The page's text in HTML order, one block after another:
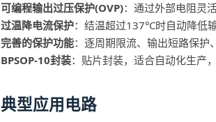
可编程输出过压保护(OVP)：通过外部电阻灵
过温降电流保护：结温超过137°C时自动降低
完善的保护功能：逐周期限流、输出短路保护
BPSOP-10封装：贴片封装，适合自动化生产
典型应用电路